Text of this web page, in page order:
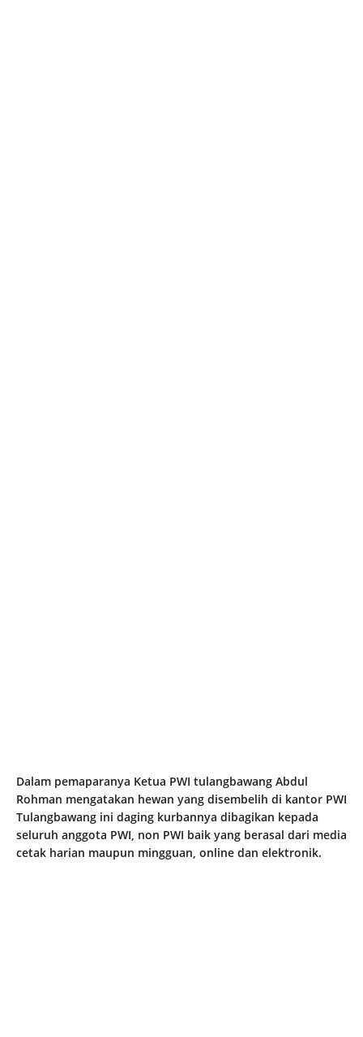
Dalam pemaparanya Ketua PWI tulangbawang Abdul
Rohman mengatakan hewan yang disembelih di kantor PWI
Tulangbawang ini daging kurbannya dibagikan kepada
seluruh anggota PWI, non PWI baik yang berasal dari media
cetak harian maupun mingguan, online dan elektronik.